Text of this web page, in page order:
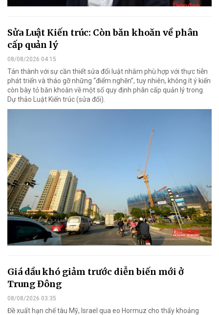
Sửa Luật Kiến trúc: Còn băn khoăn về phân
cấp quản lý
08/08/2026 04:15
Tán thành với sự cần thiết sửa đổi luật nhằm phù hợp với thực tiễn
phát triển và tháo gỡ những “điểm nghẽn”, tuy nhiên, không ít ý kiến
còn bày tỏ băn khoăn về một số quy định phân cấp quản lý trong
Dự thảo Luật Kiến trúc (sửa đổi).
Giá dầu khó giảm trước diễn biến mới ở
Trung Đông
08/08/2026 03:35
Đề xuất hạn chế tàu Mỹ, Israel qua eo Hormuz cho thấy khoảng